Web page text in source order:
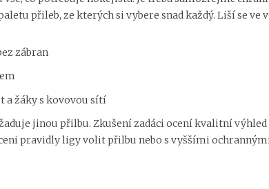
přileb, ze kterých si vybere snad každý. Liší se ve
zábran
a žáky s kovovou sítí
jinou přilbu. Zkušení zadáci ocení kvalitní
pravidly ligy volit přilbu nebo s vyššími